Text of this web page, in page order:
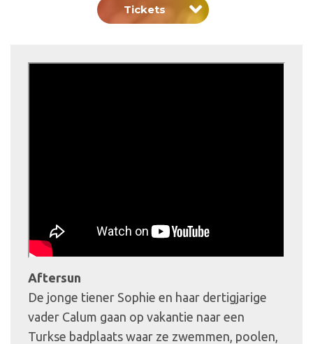
Tickets
Aftersun
De jonge tiener Sophie en haar dertigjarige
vader Calum gaan op vakantie naar een
Turkse badplaats waar ze zwemmen, poolen,